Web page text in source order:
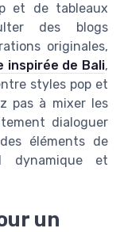
et de tableaux
des blogs
originales,
inspirée de Bali,
styles pop et
pas à mixer les
dialoguer
éléments de
et
un